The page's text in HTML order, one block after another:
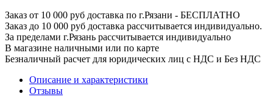
Заказ от 10 000 руб доставка по г.Рязани - БЕСПЛАТНО
Заказ до 10 000 руб доставка рассчитывается индивидуально.
За пределами г.Рязань рассчитывается индивидуально
В магазине наличными или по карте
Безналичный расчет для юридических лиц с НДС и Без НДС
Описание и характеристики
Отзывы